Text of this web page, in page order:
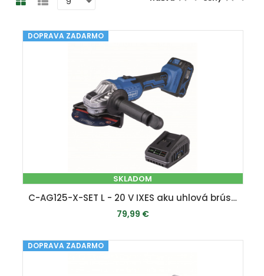
DOPRAVA ZADARMO
SKLADOM
C-AG125-X-SET L - 20 V IXES aku uhlová brúska + 4Ah batéria + nabíjačka 2,4 A
79,99 €
PRIDAŤ DO KOŠÍKA
DOPRAVA ZADARMO